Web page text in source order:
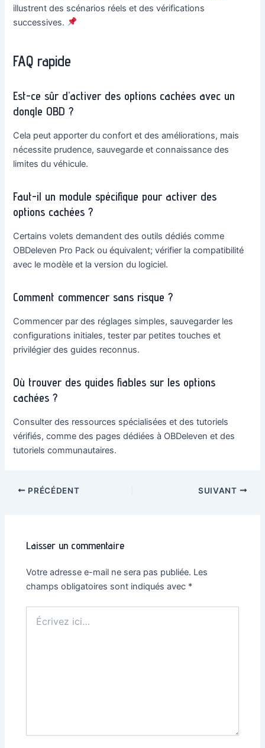
illustrent des scénarios réels et des vérifications
successives.
FAQ rapide
Est-ce sûr d’activer des options cachées avec un
dongle OBD ?
Cela peut apporter du confort et des améliorations, mais
nécessite prudence, sauvegarde et connaissance des
limites du véhicule.
Faut-il un module spécifique pour activer des
options cachées ?
Certains volets demandent des outils dédiés comme
OBDeleven Pro Pack ou équivalent; vérifier la compatibilité
avec le modèle et la version du logiciel.
Comment commencer sans risque ?
Commencer par des réglages simples, sauvegarder les
configurations initiales, tester par petites touches et
privilégier des guides reconnus.
Où trouver des guides fiables sur les options
cachées ?
Consulter des ressources spécialisées et des tutoriels
vérifiés, comme des pages dédiées à OBDeleven et des
tutoriels communautaires.
NavigationPRÉCÉDENT SUIVANT
Laisser un commentaire
Votre adresse e-mail ne sera pas publiée. Les
champs obligatoires sont indiqués avec *
ici…